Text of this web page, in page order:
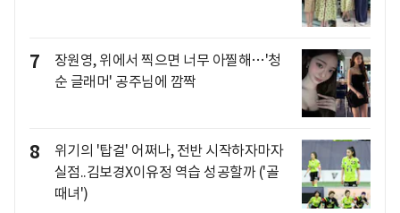
7
장원영, 위에서 찍으면 너무 아찔해…'청
순 글래머' 공주님에 깜짝
8
위기의 '탑걸' 어쩌나, 전반 시작하자마자
실점..김보경X이유정 역습 성공할까 ('골
때녀')